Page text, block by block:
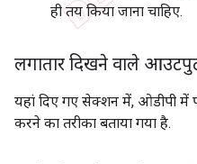
ही तय किया जाना चाहिए.
लगातार दिखने वाले
यहां दिए गए सेक्शन में, ओडीपी में
करने का तरीका बताया गया है.